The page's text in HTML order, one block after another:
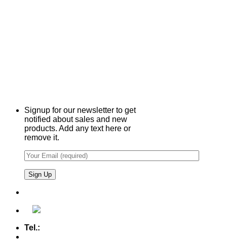
Signup for our newsletter to get
notified about sales and new
products. Add any text here or
remove it.
Tel.: